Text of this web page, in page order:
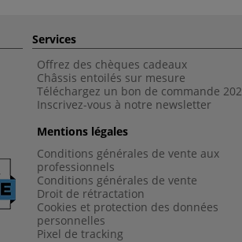
Services
Offrez des chèques cadeaux
Châssis entoilés sur mesure
Téléchargez un bon de commande 202
Inscrivez-vous à notre newsletter
Mentions légales
Conditions générales de vente aux
professionnels
Conditions générales de vente
Droit de rétractation
Cookies et protection des données
personnelles
Pixel de tracking